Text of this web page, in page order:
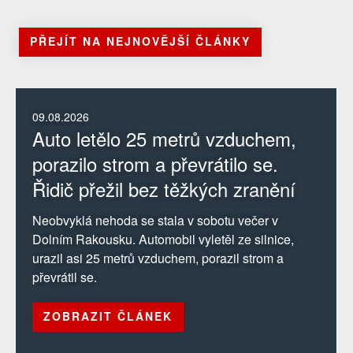
PŘEJÍT NA NEJNOVĚJŠÍ ČLÁNKY
09.08.2026
Auto letělo 25 metrů vzduchem,
porazilo strom a převrátilo se.
Řidič přežil bez těžkých zranění
Neobvyklá nehoda se stala v sobotu večer v
Dolním Rakousku. Automobil vyletěl ze silnice,
urazil asi 25 metrů vzduchem, porazil strom a
převrátil se.
ZOBRAZIT ČLÁNEK